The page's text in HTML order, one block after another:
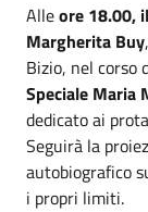
Alleore 18.00,
Margherita Buy
Bizio, nel corso
Speciale Maria
dedicato ai
Seguirà la
autobiografico
i propri limiti.